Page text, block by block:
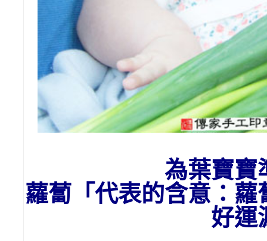
為葉寶寶
蘿蔔「代表的含意： 蘿
好運